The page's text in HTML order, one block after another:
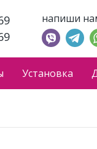
напиши
Установка